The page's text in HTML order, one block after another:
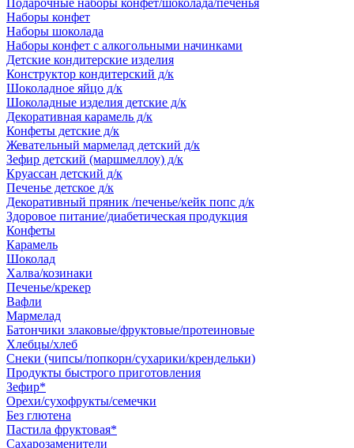
Подарочные наборы конфет/шоколада/печенья
Наборы конфет
Наборы шоколада
Наборы конфет с алкогольными начинками
Детские кондитерские изделия
Конструктор кондитерский д/к
Шоколадное яйцо д/к
Шоколадные изделия детские д/к
Декоративная карамель д/к
Конфеты детские д/к
Жевательный мармелад детский д/к
Зефир детский (маршмеллоу) д/к
Круассан детский д/к
Печенье детское д/к
Декоративный пряник /печенье/кейк попс д/к
Здоровое питание/диабетическая продукция
Конфеты
Карамель
Шоколад
Халва/козинаки
Печенье/крекер
Вафли
Мармелад
Батончики злаковые/фруктовые/протеиновые
Хлебцы/хлеб
Снеки (чипсы/попкорн/сухарики/крендельки)
Продукты быстрого приготовления
Зефир*
Орехи/сухофрукты/семечки
Без глютена
Пастила фруктовая*
Сахарозаменители